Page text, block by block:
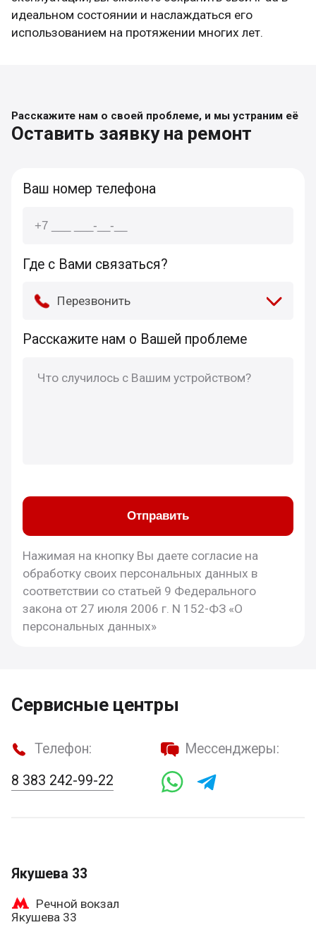
идеальном состоянии и наслаждаться его
использованием на протяжении многих лет.
Расскажите нам о своей проблеме, и мы устраним её
Оставить заявку на ремонт
Ваш номер телефона
Где с Вами связаться?
Перезвонить
Расскажите нам о Вашей проблеме
Отправить
Нажимая на кнопку Вы даете согласие на
обработку своих персональных данных в
соответствии со статьей 9 Федерального
закона от 27 июля 2006 г. N 152-ФЗ «О
персональных данных»
Сервисные центры
Телефон:
8 383 242-99-22
Мессенджеры:
Якушева 33
Речной вокзал
Якушева 33